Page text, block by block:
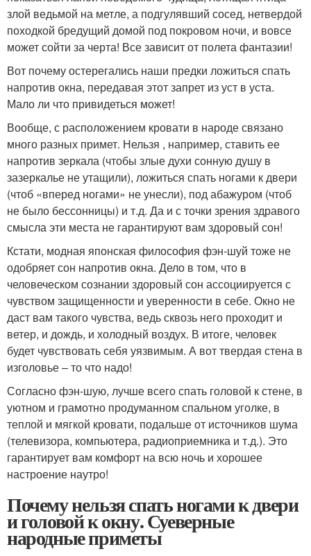
злой ведьмой на метле, а подгулявший сосед, нетвердой
походкой бредущий домой под покровом ночи, и вовсе
может сойти за черта! Все зависит от полета фантазии!
Вот почему остерегались наши предки ложиться спать
напротив окна, передавая этот запрет из уст в уста.
Мало ли что привидеться может!
Вообще, с расположением кровати в народе связано
много разных примет. Нельзя , например, ставить ее
напротив зеркала (чтобы злые духи сонную душу в
зазеркалье не утащили), ложиться спать ногами к двери
(чтоб «вперед ногами» не унесли), под абажуром (чтоб
не было бессонницы) и т.д. Да и с точки зрения здравого
смысла эти места не гарантируют вам здоровый сон!
Кстати, модная японская философия фэн-шуй тоже не
одобряет сон напротив окна. Дело в том, что в
человеческом сознании здоровый сон ассоциируется с
чувством защищенности и уверенности в себе. Окно не
даст вам такого чувства, ведь сквозь него проходит и
ветер, и дождь, и холодный воздух. В итоге, человек
будет чувствовать себя уязвимым. А вот твердая стена в
изголовье – то что надо!
Согласно фэн-шую, лучше всего спать головой к стене, в
уютном и грамотно продуманном спальном уголке, в
теплой и мягкой кровати, подальше от источников шума
(телевизора, компьютера, радиоприемника и т.д.). Это
гарантирует вам комфорт на всю ночь и хорошее
настроение наутро!
Почему нельзя спать ногами к двери
и головой к окну. Суеверные
народные приметы